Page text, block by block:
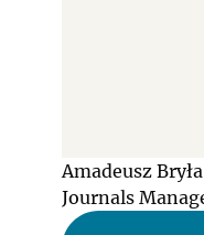
Amadeusz Bryła
Journals
E-